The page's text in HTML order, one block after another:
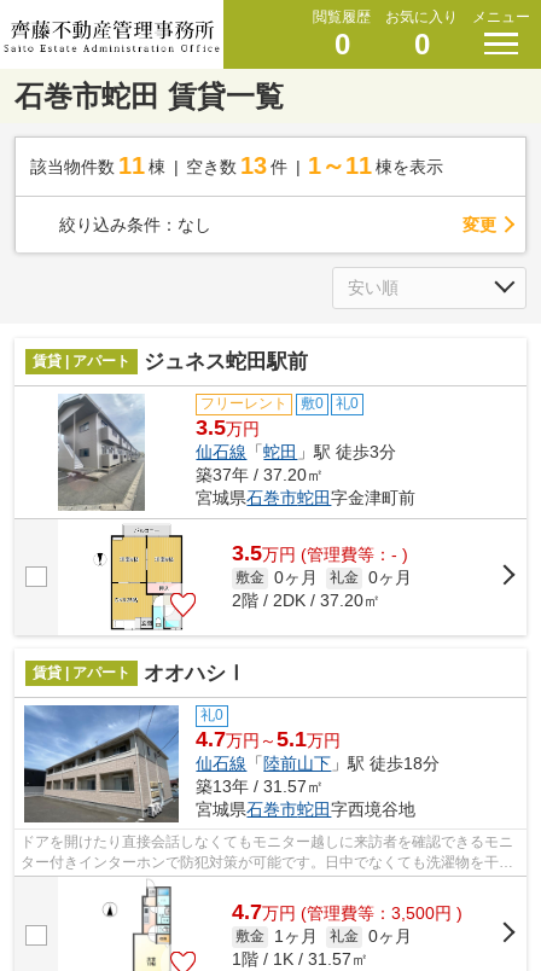
閲覧履歴
0
お気に入り
0
メニュー
石巻市蛇田 賃貸一覧
該当物件数 11棟 空き数 13 件 1～11 棟を表示
絞り込み条件： なし 変更
賃貸 | アパート ジュネス蛇田駅前
フリーレント 敷0 礼0
3.5万円
仙石線 「蛇田 」駅 徒歩3分
築37年 / 37.20㎡
宮城県石巻市蛇田字金津町前
3.5万円 (管理費等：- )
敷金 0ヶ月 礼金 0ヶ月
2階 / 2DK / 37.20㎡
賃貸 | アパート オオハシⅠ
礼0
4.7万円～5.1万円
仙石線 「陸前山下 」駅 徒歩18分
築13年 / 31.57㎡
宮城県石巻市蛇田字西境谷地
ドアを開けたり直接会話しなくてもモニター越しに来訪者を確認できるモニ
ター付きインターホンで防犯対策が可能です。日中でなくても洗濯物を干せ
るため毎日忙しい人にもおすすめの浴...
4.7万円 (管理費等：3,500円 )
敷金 1ヶ月 礼金 0ヶ月
1階 / 1K / 31.57㎡